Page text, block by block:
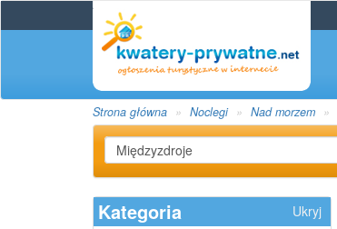
Strona główna Noclegi Nad morzem
Kategoria
Ukryj